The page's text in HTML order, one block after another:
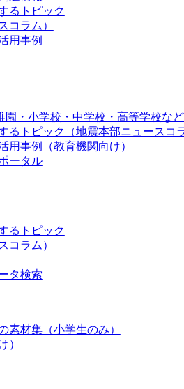
るトピック
コラム）
用事例
園・小学校・中学校・高等学校な
るトピック（地震本部ニュースコ
用事例（教育機関向け）
ータル
るトピック
コラム）
タ検索
素材集（小学生のみ）
）